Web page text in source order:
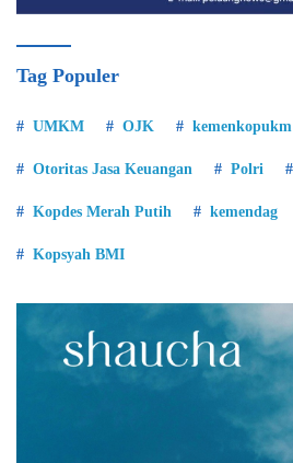
Tag Populer
UMKM OJK kemenkopukm
Otoritas Jasa Keuangan Polri
Kopdes Merah Putih kemendag
Kopsyah BMI